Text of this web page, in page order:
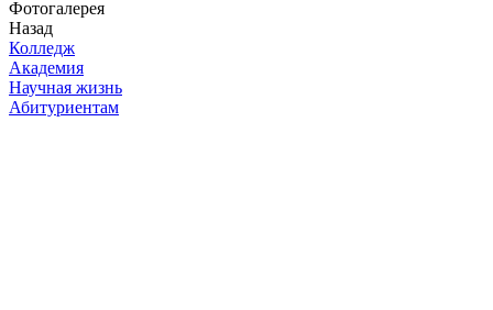
Фотогалерея
Назад
Колледж
Академия
Научная жизнь
Абитуриентам